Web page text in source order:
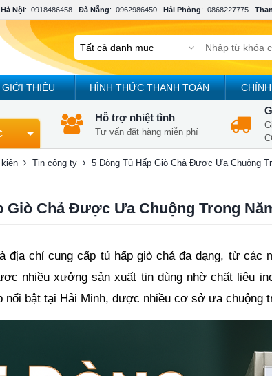
Hà Nội: 0918486458 Đà Nẵng: 0962986450 Hải Phòng: 0868227775
GIỚI THIỆU HÌNH THỨC THANH TOÁN
Hỗ trợ nhiệt tình
Tư vấn đặt hàng miễn phí
Tin công ty 5 Dòng Tủ Hấp Giò Chả Được Ưa Chuộng
Giò Chả Được Ưa Chuộng Trong
địa chỉ cung cấp tủ hấp giò chả đa dạng, từ
nhiều xưởng sản xuất tin dùng nhờ chất liệu
nổi bật tại Hải Minh, được nhiều cơ sở ưa chuộng